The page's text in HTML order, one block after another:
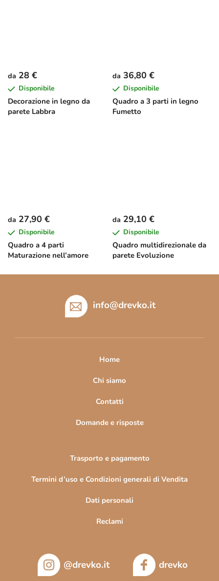
Decorazione in legno da
parete Labbra
da 28 €
Disponibile
Quadro a 3 parti in legno
Fumetto
da 36,80 €
Disponibile
Quadro a 4 parti
Maturazione nell’amore
da 27,90 €
Disponibile
Quadro multidirezionale da
parete Evoluzione
da 29,10 €
Disponibile
info@drevko.it
Home
Chi siamo
Contatti
Domande e risposte
Trasporto e pagamento
Termini d’uso e Condizioni generali di Vendita
Dati personali
Reclami
@drevko.it drevko